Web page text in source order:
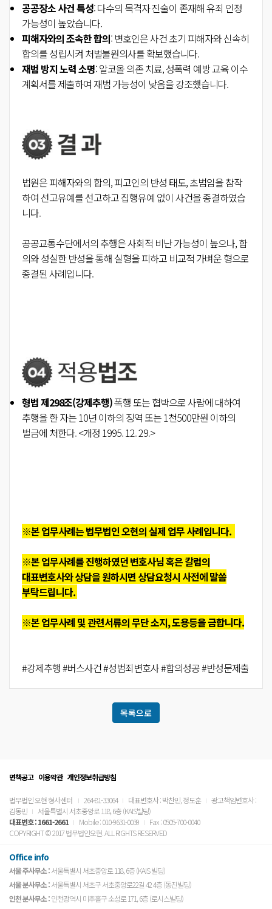
공공장소 사건 특성: 다수의 목격자 진술이 존재해 유죄 인정
가능성이 높았습니다.
피해자와의 조속한 합의: 변호인은 사건 초기 피해자와 신속히
합의를 성립시켜 처벌불원의사를 확보했습니다.
재범 방지 노력 소명: 알코올 의존 치료, 성폭력 예방 교육 이수
계획서를 제출하여 재범 가능성이 낮음을 강조했습니다.
법원은 피해자와의 합의, 피고인의 반성 태도, 초범임을 참작
하여 선고유예를 선고하고 집행유예 없이 사건을 종결하였습
니다.
공공교통수단에서의 추행은 사회적 비난 가능성이 높으나, 합
의와 성실한 반성을 통해 실형을 피하고 비교적 가벼운 형으로
종결된 사례입니다.
형법제298조(강제추행)폭행 또는 협박으로 사람에 대하여
추행을 한 자는 10년 이하의 징역 또는 1천500만원 이하의
벌금에 처한다.<개정 1995. 12. 29.>
※본 업무사례는 법무법인 오현의 실제 업무 사례입니다.
※본 업무사례를 진행하였던 변호사님 혹은 칼럼의
대표변호사와 상담을 원하시면 상담요청시 사전에 말씀
부탁드립니다.
※본 업무사례 및 관련서류의 무단 소지, 도용등을 금합니다.
#강제추행 #버스사건 #성범죄변호사 #합의성공 #반성문제출
목록으로
면책공고 이용약관 개인정보취급방침
법무법인 오현 형사센터 264-81-33064 대표변호사 : 박찬민, 정도훈
광고책임변호사 :
김동민
서울특별시 서초중앙로 118, 6층 (KAIS빌딩)
대표번호 :1661-2661 Mobile : 010-9631-0039
Fax : 0505-700-0040
COPYRIGHT © 2017 법무법인오현. ALL RIGHTS RESERVED
Office info
서울 주사무소 :서울특별시 서초중앙로 118, 6층 (KAIS 빌딩)
서울 분사무소 :서울특별시 서초구 서초중앙로22길 42 4층 (동진빌딩)
인천 분사무소 :인천광역시 미추홀구 소성로 171, 6층 (로시스빌딩)